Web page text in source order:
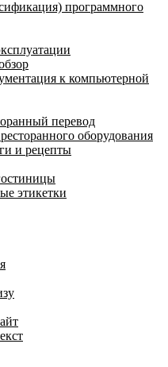
программного
к компьютерной
перевод
оборудования
и рецепты
этикетки